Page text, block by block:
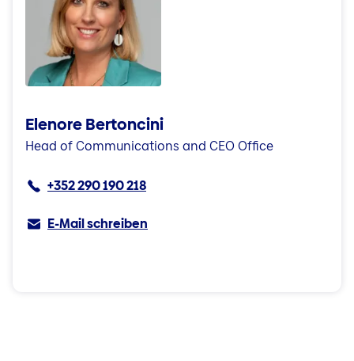
Elenore Bertoncini
Head of Communications and CEO Office
+352 290 190 218
E-Mail schreiben